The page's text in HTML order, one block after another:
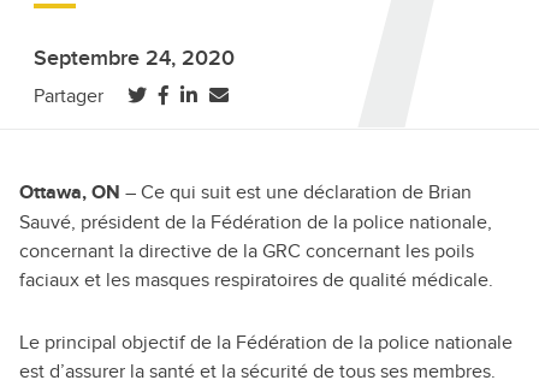
Septembre 24, 2020
Partager (ouvre dans un nouvel onglet)
(ouvre dans un nouvel onglet)
(ouvre dans un nouvel onglet)
Ottawa, ON – Ce qui suit est une déclaration de Brian
Sauvé, président de la Fédération de la police nationale,
concernant la directive de la GRC concernant les poils
faciaux et les masques respiratoires de qualité médicale.
Le principal objectif de la Fédération de la police nationale
est d’assurer la santé et la sécurité de tous ses membres.